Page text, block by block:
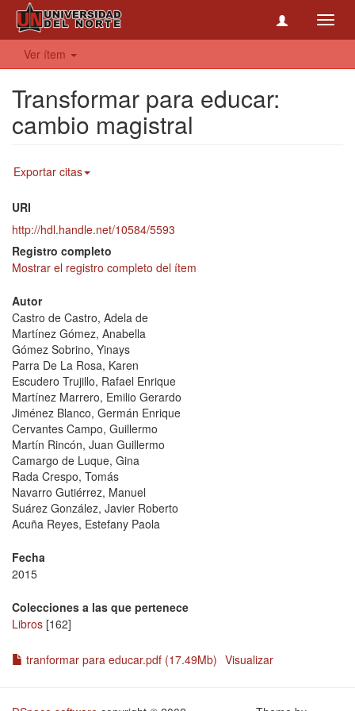
Ver ítem
Transformar para educar:
cambio magistral
Exportar citas
URI
http://hdl.handle.net/10584/5593
Registro completo
Mostrar el registro completo del ítem
Autor
Castro de Castro, Adela de
Martínez Gómez, Anabella
Gómez Sobrino, Yinays
Parra De La Rosa, Karen
Escudero Trujillo, Rafael Enrique
Martínez Marrero, Emilio Gerardo
Jiménez Blanco, Germán Enrique
Cervantes Campo, Guillermo
Martín Rincón, Juan Guillermo
Camargo de Luque, Gina
Rada Crespo, Tomás
Navarro Gutiérrez, Manuel
Suárez González, Javier Roberto
Acuña Reyes, Estefany Paola
Fecha
2015
Colecciones a las que pertenece
Libros [162]
tranformar para educar.pdf (17.49Mb) Visualizar